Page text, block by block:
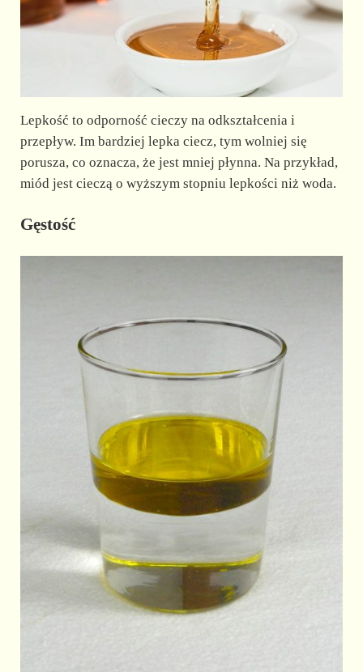
Lepkość to odporność cieczy na odkształcenia i
przepływ. Im bardziej lepka ciecz, tym wolniej się
porusza, co oznacza, że jest mniej płynna. Na przykład,
miód jest cieczą o wyższym stopniu lepkości niż woda.
Gęstość